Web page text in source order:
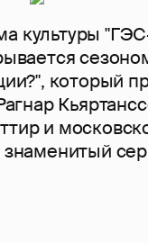
культуры
который
и